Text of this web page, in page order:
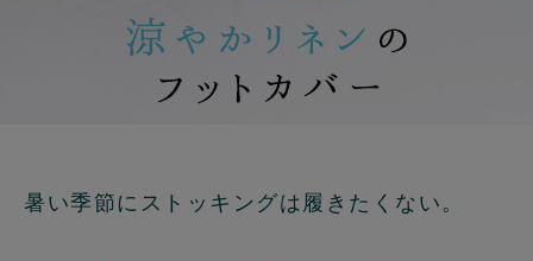
暑い季節にストッキングは履きたくない。